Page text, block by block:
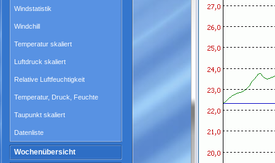
Windstatistik
Windchill
Temperatur skaliert
Luftdruck skaliert
Relative Luftfeuchtigkeit
Temperatur, Druck, Feuchte
Taupunkt skaliert
Datenliste
Wochenübersicht